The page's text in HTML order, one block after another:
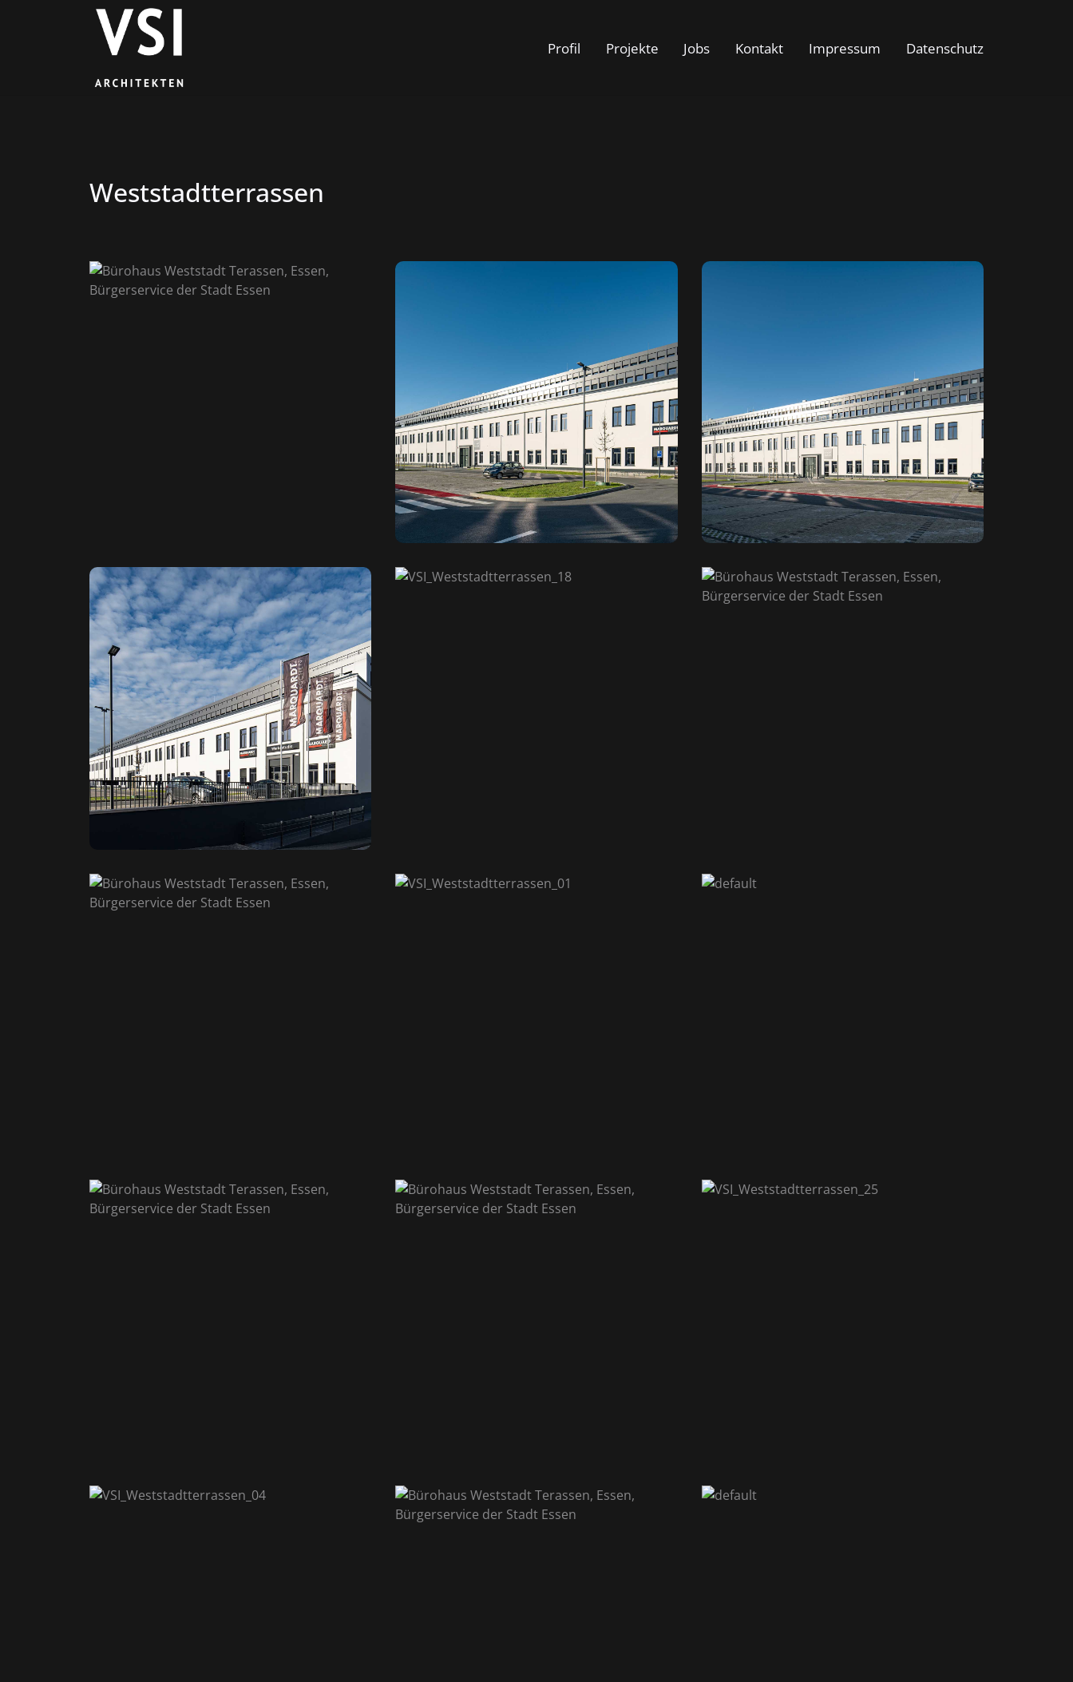
Profil Projekte Jobs Kontakt Impressum Datenschutz
Weststadtterrassen